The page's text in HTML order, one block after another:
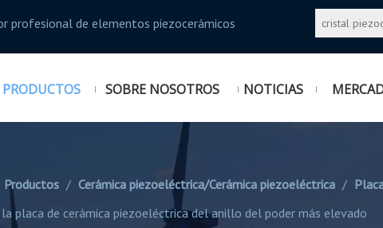
profesional de elementos piezocerámicos
PRODUCTOS SOBRE NOSOTROS NOTICIAS
Productos / Cerámica piezoeléctrica/Cerámica piezoeléctrica /
placa de cerámica piezoeléctrica del anillo del poder más elevado